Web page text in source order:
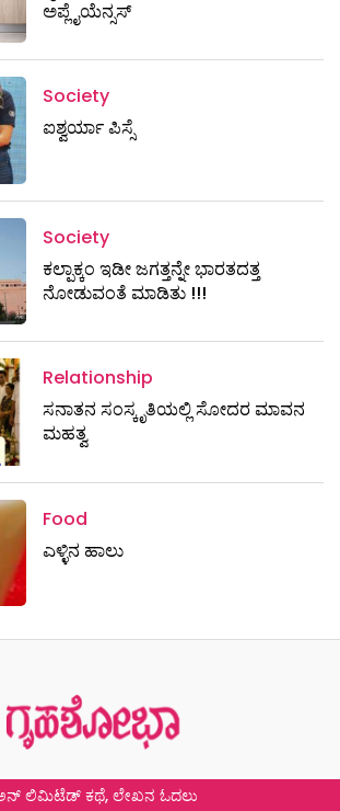
ಅಪ್ಲೈಯೆನ್ಸಸ್‌
Society
ಐಶ್ವರ್ಯಾ ಪಿಸ್ಸೆ
Society
ಕಲ್ಪಾಕ್ಕಂ ಇಡೀ ಜಗತ್ತನ್ನೇ ಭಾರತದತ್ತ
ನೋಡುವಂತೆ ಮಾಡಿತು !!!
Relationship
ಸನಾತನ ಸಂಸ್ಕೃತಿಯಲ್ಲಿ ಸೋದರ ಮಾವನ
ಮಹತ್ವ
Food
ಎಳ್ಳಿನ ಹಾಲು
ಲಿಮಿಟೆಡ್ ಕಥೆ, ಲೇಖನ ಓದಲು